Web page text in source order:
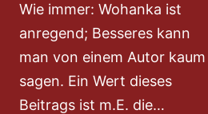
Wie immer: Wohanka ist
anregend; Besseres kann
man von einem Autor kaum
sagen. Ein Wert dieses
Beitrags ist m.E. die…